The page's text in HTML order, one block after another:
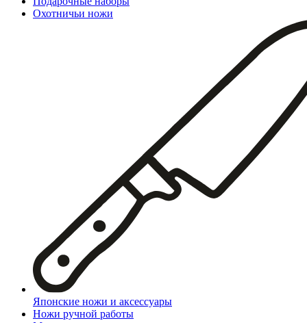
Охотничьи ножи
Японские ножи и аксессуары
Ножи ручной работы